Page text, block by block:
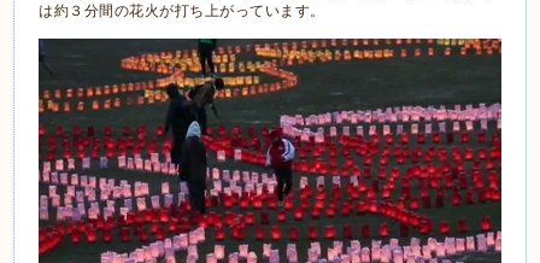
は約３分間の花火が打ち上がっています。